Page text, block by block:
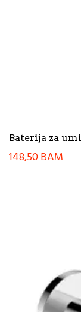
Baterija za
148,50BAM